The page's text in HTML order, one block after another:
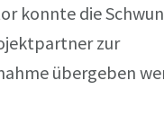
konnte die
zur
übergeben